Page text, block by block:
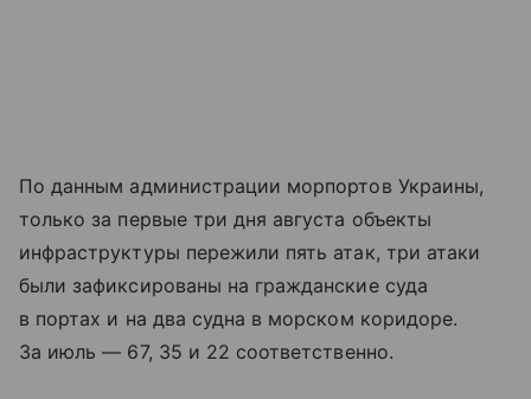
По данным администрации морпортов Украины,
только за первые три дня августа объекты
инфраструктуры пережили пять атак, три атаки
были зафиксированы на гражданские суда
в портах и на два судна в морском коридоре.
За июль — 67, 35 и 22 соответственно.